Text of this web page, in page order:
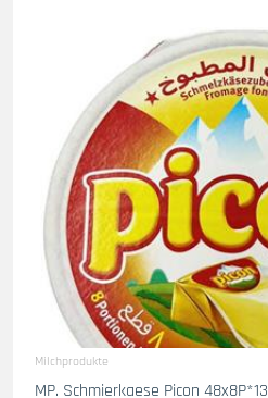
Milchprodukte
MP. Schmierkaese Picon